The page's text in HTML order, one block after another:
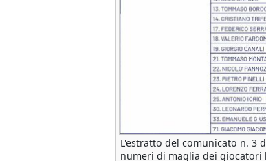
L'estratto del comunicato n. 3
numeri di maglia dei giocatori